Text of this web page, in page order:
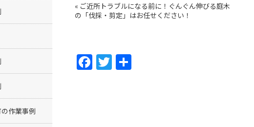
« ご近所トラブルになる前に！ぐんぐん伸びる庭木
の「伐採・剪定」はお任せください！
F T
作業事例